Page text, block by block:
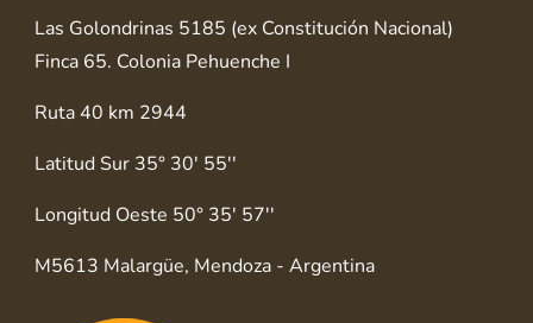
Las Golondrinas 5185 (ex Constitución Nacional)
Finca 65. Colonia Pehuenche I
Ruta 40 km 2944
Latitud Sur 35° 30' 55''
Longitud Oeste 50° 35' 57''
M5613 Malargüe, Mendoza - Argentina